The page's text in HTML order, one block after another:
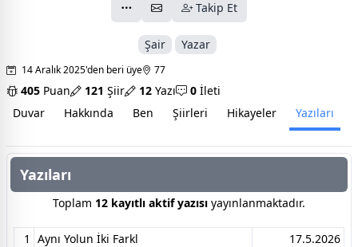
Takip Et
Şair Yazar
14 Aralık 2025'den beri üye 77
405 Puan 121 Şiir 12 Yazı 0 İleti
Duvar
Hakkında Ben Şiirleri Hikayeler Yazıları
Yazıları
Toplam 12 kayıtlı aktif yazısı yayınlanmaktadır.
1 Aynı Yolun İki Farkl
17.5.2026